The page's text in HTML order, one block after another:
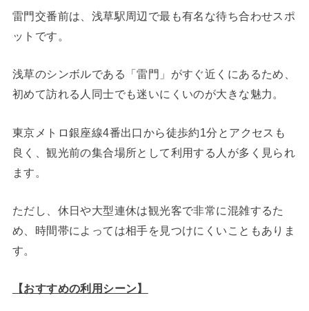
雷門交番前は、浅草駅周辺で最も有名な待ち合わせスポ
ットです。
浅草のシンボルである「雷門」がすぐ近くにあるため、
初めて訪れる人同士でも迷いにくいのが大きな魅力。
東京メトロ銀座線4番出口から徒歩約1分とアクセスも
良く、観光前の集合場所として利用する人が多く見られ
ます。
ただし、休日や大型連休は観光客で非常に混雑するた
め、時間帯によっては相手を見つけにくいこともありま
す。
【おすすめの利用シーン】